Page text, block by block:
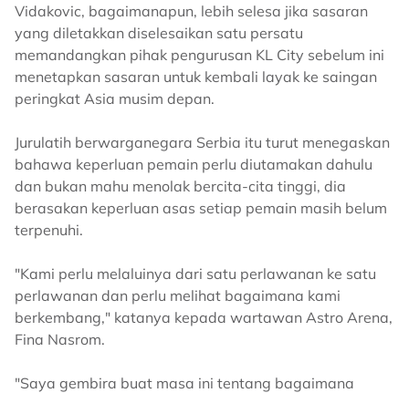
Vidakovic, bagaimanapun, lebih selesa jika sasaran
yang diletakkan diselesaikan satu persatu
memandangkan pihak pengurusan KL City sebelum ini
menetapkan sasaran untuk kembali layak ke saingan
peringkat Asia musim depan.
Jurulatih berwarganegara Serbia itu turut menegaskan
bahawa keperluan pemain perlu diutamakan dahulu
dan bukan mahu menolak bercita-cita tinggi, dia
berasakan keperluan asas setiap pemain masih belum
terpenuhi.
"Kami perlu melaluinya dari satu perlawanan ke satu
perlawanan dan perlu melihat bagaimana kami
berkembang," katanya kepada wartawan Astro Arena,
Fina Nasrom.
"Saya gembira buat masa ini tentang bagaimana